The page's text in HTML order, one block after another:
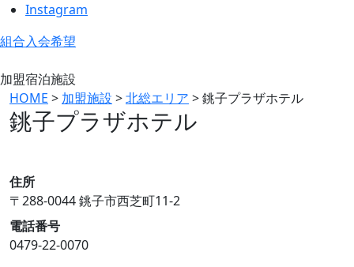
Instagram
組合入会希望
加盟宿泊施設
HOME > 加盟施設 >北総エリア >銚子プラザホテル
銚子プラザホテル
住所
〒288-0044 銚子市西芝町11-2
電話番号
0479-22-0070